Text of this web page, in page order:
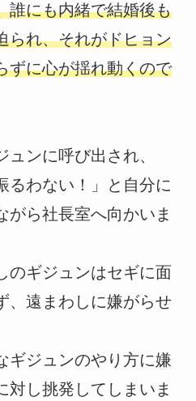
誰にも内緒で結婚後も
られ、それがドヒョン
ずに心が揺れ動くので
ンに呼び出され、
るわない！」と自分に
がら社長室へ向かいま
のギジュンはセギに面
、遠まわしに嫌がらせ
ギジュンのやり方に嫌
対し挑発してしまいま